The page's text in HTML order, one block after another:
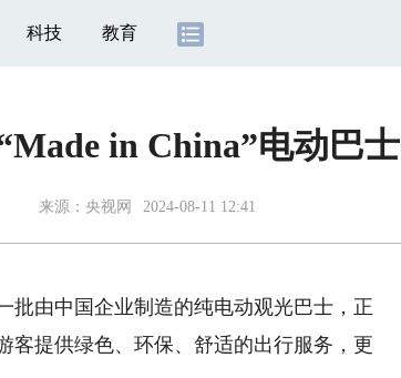
科技 教育
in China”电动巴
来源： 央视网 2024-08-11 12:41
由中国企业制造的纯电动观光巴士，正
客提供绿色、环保、舒适的出行服务，更